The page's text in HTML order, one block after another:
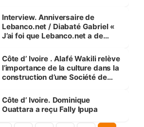
Interview. Anniversaire de
Lebanco.net / Diabaté Gabriel «
J’ai foi que Lebanco.net a de
Côte d’ Ivoire . Alafé Wakili relève
l’importance de la culture dans la
construction d’une Société de
Côte d’ Ivoire. Dominique
Ouattara a reçu Fally Ipupa